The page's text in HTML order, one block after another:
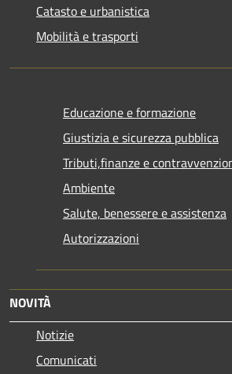
Catasto e urbanistica
Mobilità e trasporti
Educazione e formazione
Giustizia e sicurezza pubblica
Tributi,finanze e
Ambiente
Salute, benessere e assistenza
Autorizzazioni
NOVITÀ
Notizie
Comunicati